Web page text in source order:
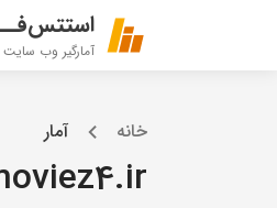
آمارگیر وب سایت
خانه آمار